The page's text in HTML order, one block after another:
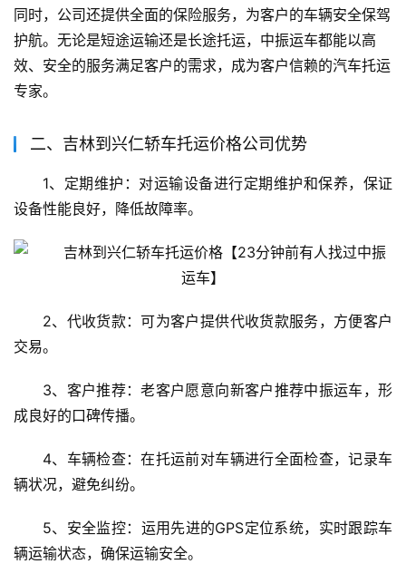
同时，公司还提供全面的保险服务，为客户的车辆安全保驾
护航。无论是短途运输还是长途托运，中振运车都能以高
效、安全的服务满足客户的需求，成为客户信赖的汽车托运
专家。
二、吉林到兴仁轿车托运价格公司优势
1、定期维护：对运输设备进行定期维护和保养，保证
设备性能良好，降低故障率。
2、代收货款：可为客户提供代收货款服务，方便客户
交易。
3、客户推荐：老客户愿意向新客户推荐中振运车，形
成良好的口碑传播。
4、车辆检查：在托运前对车辆进行全面检查，记录车
辆状况，避免纠纷。
5、安全监控：运用先进的GPS定位系统，实时跟踪车
辆运输状态，确保运输安全。